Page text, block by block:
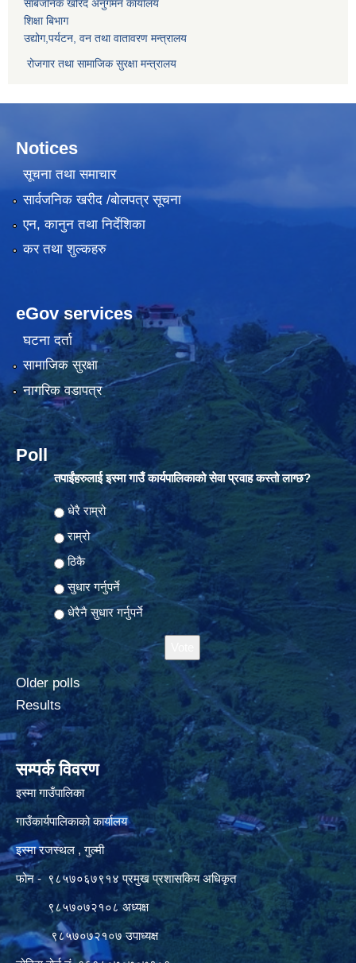
सार्बजनिक खरिद अनुगमन कार्यालय
शिक्षा बिभाग
उद्योग,पर्यटन, वन तथा वातावरण मन्त्रालय
रोजगार तथा सामाजिक सुरक्षा मन्त्रालय
Notices
सूचना तथा समाचार
सार्वजनिक खरीद /बोलपत्र सूचना
एन, कानुन तथा निर्देशिका
कर तथा शुल्कहरु
eGov services
घटना दर्ता
सामाजिक सुरक्षा
नागरिक वडापत्र
Poll
तपाईंहरुलाई इस्मा गाउँ कार्यपालिकाको सेवा प्रवाह कस्तो लाग्छ?
Choices
धेरै राम्रो
राम्रो
ठिकै
सुधार गर्नुपर्ने
धेरैनै सुधार गर्नुपर्ने
Older polls
Results
सम्पर्क विवरण
इस्मा गाउँपालिका
गाउँकार्यपालिकाको कार्यालय
इस्मा रजस्थल , गुल्मी
फोन - ९८५७०६७९१४ प्रमुख प्रशासकिय अधिकृत
९८५७०७२१०८ अध्यक्ष
९८५७०७२१०७ उपाध्यक्ष